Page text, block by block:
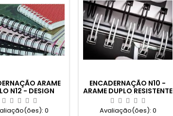
ARAME
N12 - DESIGN
E DURÁVEL
0
ENCADERNAÇÃO N10 -
ARAME DUPLO RESISTENTE
E DURÁVEL
Avaliação(ões):0